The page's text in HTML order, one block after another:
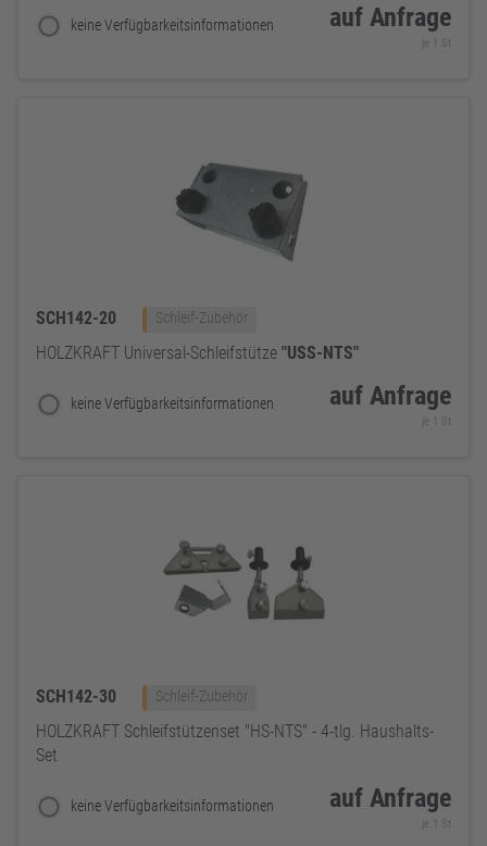
keine Verfügbarkeitsinformationen auf Anfrage
je 1 St
SCH142-20 Schleif-Zubehör
HOLZKRAFT Universal-Schleifstütze "USS-NTS"
keine Verfügbarkeitsinformationen auf Anfrage
je 1 St
SCH142-30 Schleif-Zubehör
HOLZKRAFT Schleifstützenset "HS-NTS" - 4-tlg. Haushalts-
Set
keine Verfügbarkeitsinformationen auf Anfrage
je 1 St